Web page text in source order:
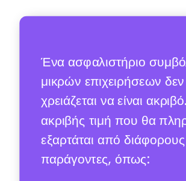
Ένα ασφαλιστήριο
μικρών επιχειρήσεων δεν
χρειάζεται να είναι
ακριβής τιμή που θα
εξαρτάται από διάφορους
παράγοντες, όπως: